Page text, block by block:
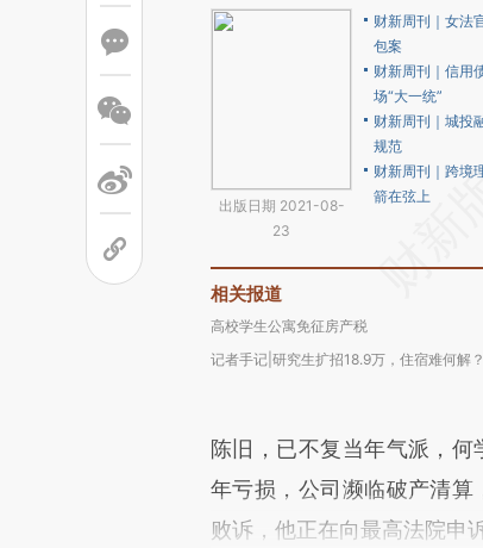
出版日期 2021-08-
23
财新周刊｜女法
包案
财新周刊｜信用
场“大一统”
财新周刊｜城投
规范
财新周刊｜跨境
箭在弦上
相关报道
高校学生公寓免征房产税
记者手记|研究生扩招18.9万，住宿难何解？
陈旧，已不复当年气派，
年亏损，公司濒临破产清算
败诉，他正在向最高法院申诉